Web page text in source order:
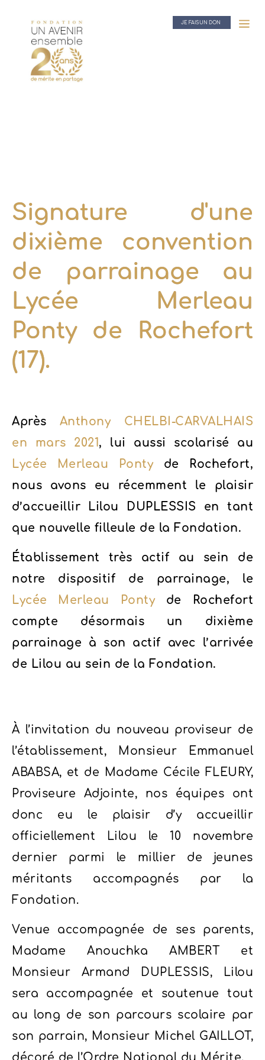
JE FAIS UN DON
Signature d'une
dixième convention
de parrainage au
Lycée Merleau
Ponty de Rochefort
(17).
Après Anthony CHELBI-CARVALHAIS
en mars 2021, lui aussi scolarisé au
Lycée Merleau Ponty de Rochefort,
nous avons eu récemment le plaisir
d’accueillir Lilou DUPLESSIS en tant
que nouvelle filleule de la Fondation.
Établissement très actif au sein de
notre dispositif de parrainage, le
Lycée Merleau Ponty de Rochefort
compte désormais un dixième
parrainage à son actif avec l’arrivée
de Lilou au sein de la Fondation.
À l’invitation du nouveau proviseur de
l’établissement, Monsieur Emmanuel
ABABSA, et de Madame Cécile FLEURY,
Proviseure Adjointe, nos équipes ont
donc eu le plaisir d’y accueillir
officiellement Lilou le 10 novembre
dernier parmi le millier de jeunes
méritants accompagnés par la
Fondation.
Venue accompagnée de ses parents,
Madame Anouchka AMBERT et
Monsieur Armand DUPLESSIS, Lilou
sera accompagnée et soutenue tout
au long de son parcours scolaire par
son parrain, Monsieur Michel GAILLOT,
décoré de l’Ordre National du Mérite.